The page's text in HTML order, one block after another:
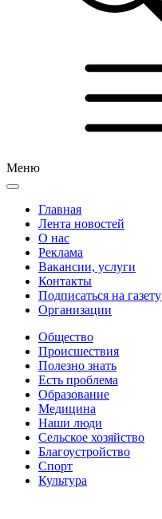
Меню
Главная
Лента новостей
О нас
Реклама
Вакансии, услуги
Контакты
Подписаться на газету
Организации
Общество
Происшествия
Полезно знать
Есть проблема
Образование
Медицина
Наши люди
Сельское хозяйство
Благоустройство
Спорт
Культура